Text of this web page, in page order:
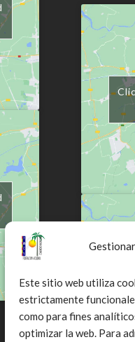
Este sitio web utiliza
estrictamente
como para fines
optimizar la web. Para